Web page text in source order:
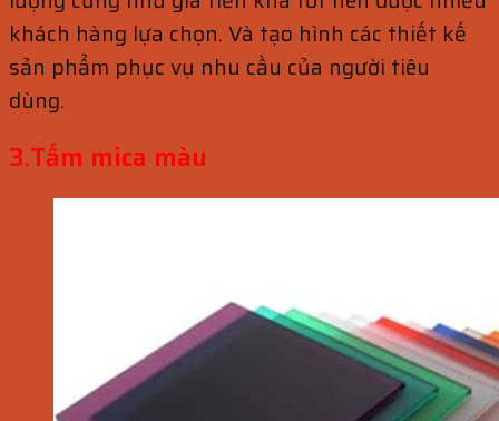
khách hàng lựa chọn. Và tạo hình các thiết kế
sản phẩm phục vụ nhu cầu của người tiêu
dùng.
3.Tấm mica màu